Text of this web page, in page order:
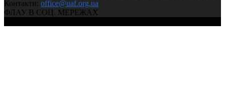
Контакти: office@uaf.org.ua
ФЛАУ В СОЦ. МЕРЕЖАХ